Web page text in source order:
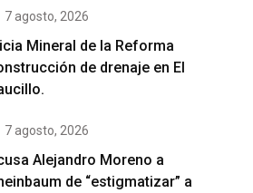
7 agosto, 2026
Mineral de la Reforma
de drenaje en El
7 agosto, 2026
Alejandro Moreno a
de “estigmatizar” a